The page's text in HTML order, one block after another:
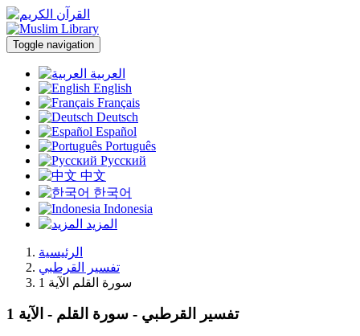
Toggle navigation
العربية
English
Français
Deutsch
Español
Português
Русский
中文
한국어
Indonesia
المزيد
الرئيسية
تفسير القرطبي
سورة القلم الآية 1
تفسير القرطبي - سورة القلم - الآية 1